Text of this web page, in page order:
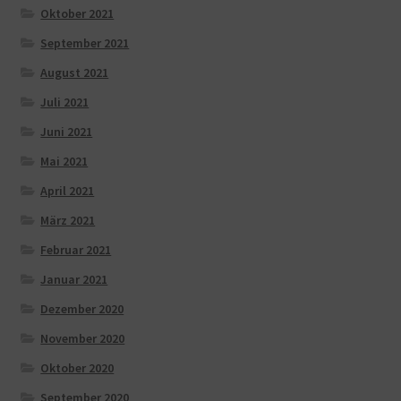
Oktober 2021
September 2021
August 2021
Juli 2021
Juni 2021
Mai 2021
April 2021
März 2021
Februar 2021
Januar 2021
Dezember 2020
November 2020
Oktober 2020
September 2020